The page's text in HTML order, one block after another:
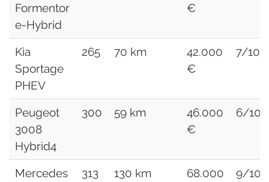
Formentor
e-Hybrid
€
Kia
Sportage
PHEV
265 70 km
42.000
€
7/10
Peugeot
3008
Hybrid4
300 59 km
46.000
€
6/10
Mercedes
313 130 km
68.000
9/10